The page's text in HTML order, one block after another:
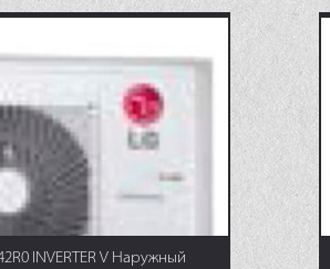
INVERTER V Наружный